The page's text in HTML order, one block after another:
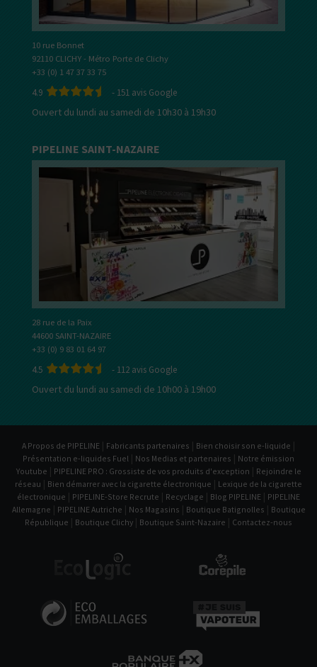
10 rue Bonnet
92110 CLICHY - Métro Porte de Clichy
+33 (0) 1 47 37 33 75
4.9 - 151 avis Google
Ouvert du lundi au samedi de 10h30 à 19h30
PIPELINE SAINT-NAZAIRE
28 rue de la Paix
44600 SAINT-NAZAIRE
+33 (0) 9 83 01 64 97
4.5 - 112 avis Google
Ouvert du lundi au samedi de 10h00 à 19h00
A Propos de PIPELINE | Fabricants partenaires | Bien choisir son e-liquide |
Présentation e-liquides Fuel | Nos Medias et partenaires | Notre émission
Youtube | PIPELINE PRO : Grossiste de vos produits d'exception | Rejoindre le
réseau | Bien démarrer avec la cigarette électronique | Lexique de la cigarette
électronique | PIPELINE-Store Recrute | Recyclage | Blog PIPELINE | PIPELINE
Allemagne | PIPELINE Autriche | Nos Magasins | Boutique Batignolles | Boutique
République | Boutique Clichy | Boutique Saint-Nazaire | Contactez-nous